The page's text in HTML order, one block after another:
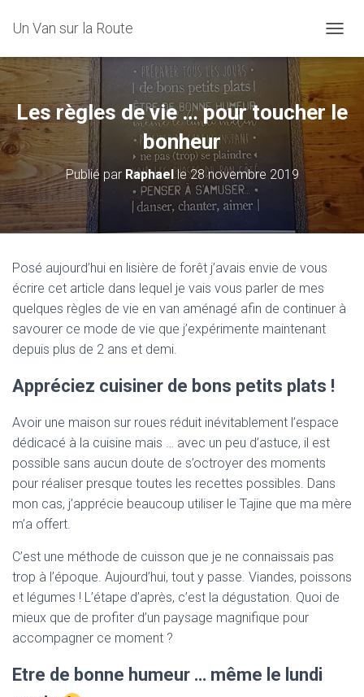
Un Van sur la Route
É
L
I
E
R
A
O
Les règles de vie … pour toucher le
bonheur
Publié par Raphaelle28 novembre 2019
Posé aujourd’hui en lisière de forêt j’avais envie de vous
écrire cet article dans lequel je vais vous parler de mes
quelques règles de vie en van aménagé afin de continuer à
savourer ce mode de vie que j’expérimente maintenant
depuis plus de 2 ans et demi.
Appréciez cuisiner de bons petits plats !
Avoir une maison sur roues réduit inévitablement l’espace
dédicacé à la cuisine mais … avec un peu d’astuce, il est
possible sans aucun doute de s’octroyer des moments
pour réaliser presque toutes les recettes possibles. Dans
mon cas, j’apprécie beaucoup utiliser le Tajine que ma mère
m’a offert.
C’est une méthode de cuisson que je ne connaissais pas
trop à l’époque. Aujourd’hui, tout y passe. Viandes, poissons
et légumes ! L’étape d’après, c’est la dégustation. Quoi de
mieux que de profiter d’un paysage magnifique pour
accompagner ce moment ?
Etre de bonne humeur … même le lundi